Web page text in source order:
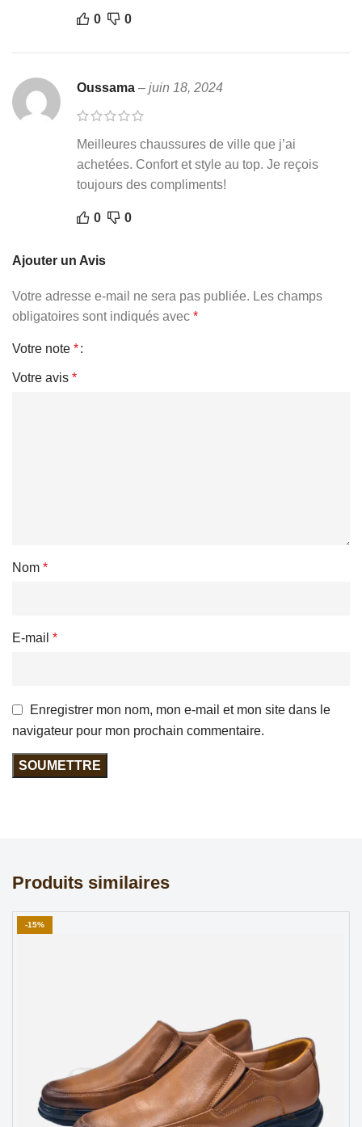
0 0
Oussama – juin 18, 2024
Meilleures chaussures de ville que j’ai
achetées. Confort et style au top. Je reçois
toujours des compliments!
0 0
Ajouter un Avis
Votre adresse e-mail ne sera pas publiée. Les champs
obligatoires sont indiqués avec *
Votre note *
Votre avis *
Nom *
E-mail *
Enregistrer mon nom, mon e-mail et mon site dans le
navigateur pour mon prochain commentaire.
Produits similaires
-15%